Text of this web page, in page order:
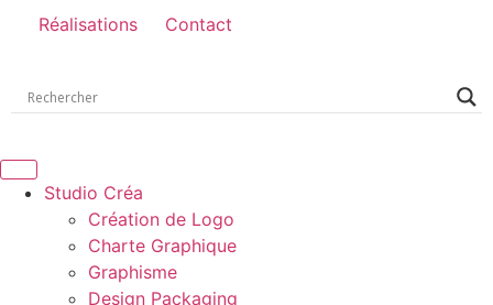
Réalisations Contact
Studio Créa
Création de Logo
Charte Graphique
Graphisme
Design Packaging